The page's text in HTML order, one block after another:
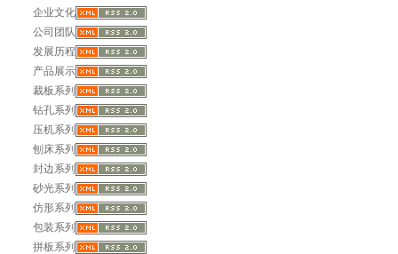
企业文化
公司团队
发展历程
产品展示
裁板系列
钻孔系列
压机系列
刨床系列
封边系列
砂光系列
仿形系列
包装系列
拼板系列